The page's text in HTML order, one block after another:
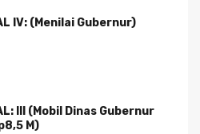
IV: (Menilai Gubernur)
III (Mobil Dinas Gubernur
M)